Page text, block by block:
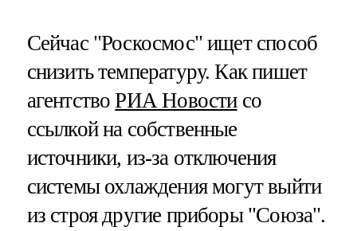
Сейчас "Роскосмос" ищет способ
снизить температуру. Как пишет
агентствоРИА Новостисо
ссылкой на собственные
источники, из-за отключения
системы охлаждения могут выйти
из строя другие приборы "Союза".